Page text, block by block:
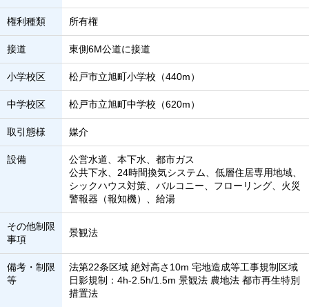
権利種類 所有権
接道 東側6M公道に接道
小学校区 松戸市立旭町小学校（440m）
中学校区 松戸市立旭町中学校（620m）
取引態様 媒介
設備
公営水道、本下水、都市ガス
公共下水、24時間換気システム、低層住居専用地域、
シックハウス対策、バルコニー、フローリング、火災
警報器（報知機）、給湯
その他制限
事項
景観法
備考・制限
等
法第22条区域 絶対高さ10m 宅地造成等工事規制区域
日影規制：4h-2.5h/1.5m 景観法 農地法 都市再生特別
措置法